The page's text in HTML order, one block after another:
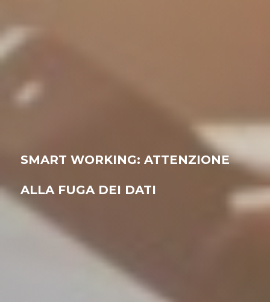
SMART WORKING: ATTENZIONE
ALLA FUGA DEI DATI